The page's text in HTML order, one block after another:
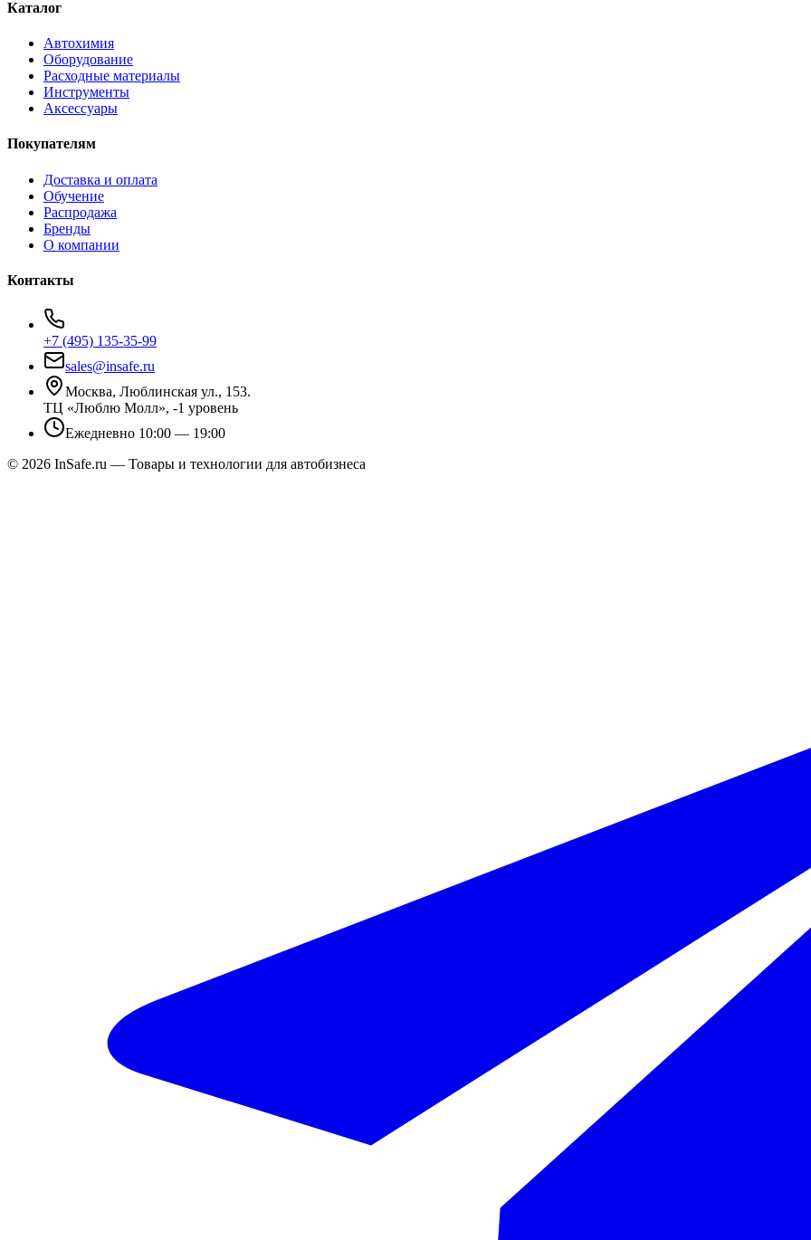
Каталог
Автохимия
Оборудование
Расходные материалы
Инструменты
Аксессуары
Покупателям
Доставка и оплата
Обучение
Распродажа
Бренды
О компании
Контакты
+7 (495) 135-35-99
sales@insafe.ru
Москва, Люблинская ул., 153.
ТЦ «Люблю Молл», -1 уровень
Ежедневно 10:00 — 19:00
© 2026 InSafe.ru — Товары и технологии для автобизнеса